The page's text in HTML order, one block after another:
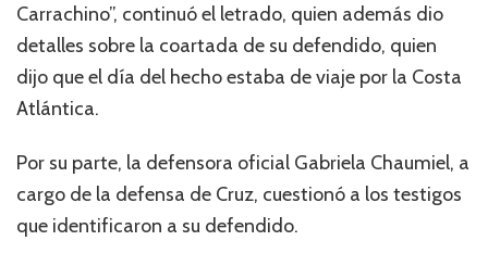
Carrachino”, continuó el letrado, quien además dio
detalles sobre la coartada de su defendido, quien
dijo que el día del hecho estaba de viaje por la Costa
Atlántica.
Por su parte, la defensora oficial Gabriela Chaumiel, a
cargo de la defensa de Cruz, cuestionó a los testigos
que identificaron a su defendido.